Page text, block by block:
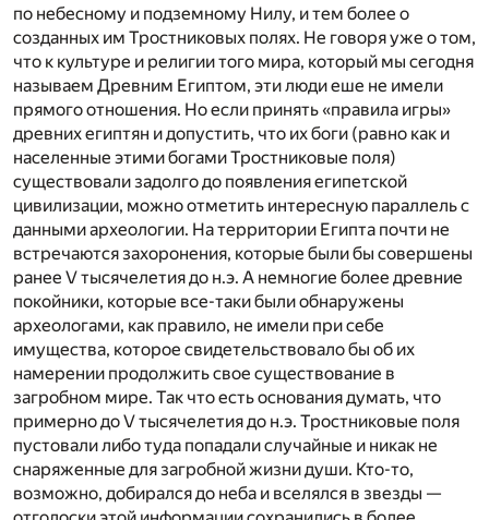
по небесному и подземному Нилу, и тем более о
созданных им Тростниковых полях. Не говоря уже о том,
что к культуре и религии того мира, который мы сегодня
называем Древним Египтом, эти люди еше не имели
прямого отношения. Но если принять «правила игры»
древних египтян и допустить, что их боги (равно как и
населенные этими богами Тростниковые поля)
существовали задолго до появления египетской
цивилизации, можно отметить интересную параллель с
данными археологии. На территории Египта почти не
встречаются захоронения, которые были бы совершены
ранее V тысячелетия до н.э. А немногие более древние
покойники, которые все-таки были обнаружены
археологами, как правило, не имели при себе
имущества, которое свидетельствовало бы об их
намерении продолжить свое существование в
загробном мире. Так что есть основания думать, что
примерно до V тысячелетия до н.э. Тростниковые поля
пустовали либо туда попадали случайные и никак не
снаряженные для загробной жизни души. Кто-то,
возможно, добирался до неба и вселялся в звезды —